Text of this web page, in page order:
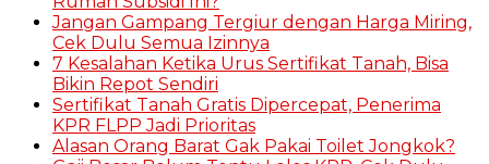
Jangan Gampang Tergiur dengan Harga Miring,
Cek Dulu Semua Izinnya
7 Kesalahan Ketika Urus Sertifikat Tanah, Bisa
Bikin Repot Sendiri
Sertifikat Tanah Gratis Dipercepat, Penerima
KPR FLPP Jadi Prioritas
Alasan Orang Barat Gak Pakai Toilet Jongkok?